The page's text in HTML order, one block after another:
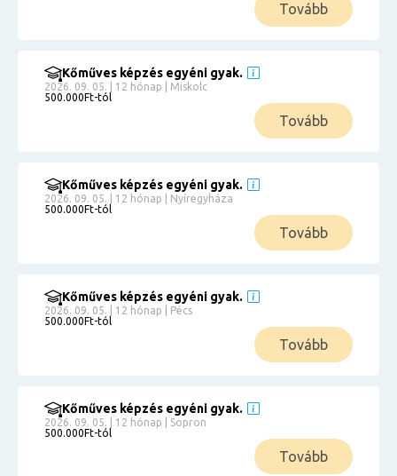
Tovább
Kőműves képzés egyéni gyak.
2026. 09. 05. | 12 hónap | Miskolc
500.000Ft-tól
Tovább
Kőműves képzés egyéni gyak.
2026. 09. 05. | 12 hónap | Nyíregyháza
500.000Ft-tól
Tovább
Kőműves képzés egyéni gyak.
2026. 09. 05. | 12 hónap | Pécs
500.000Ft-tól
Tovább
Kőműves képzés egyéni gyak.
2026. 09. 05. | 12 hónap | Sopron
500.000Ft-tól
Tovább